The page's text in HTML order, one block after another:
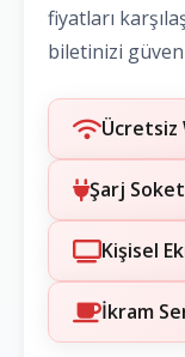
fiyatları
biletinizi
Ücretsiz
Şarj
Kişisel
İkram